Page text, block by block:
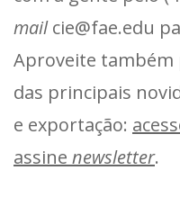
mailcie@fae.edu
Aproveite
das principais
e exportação:
assine newsletter.